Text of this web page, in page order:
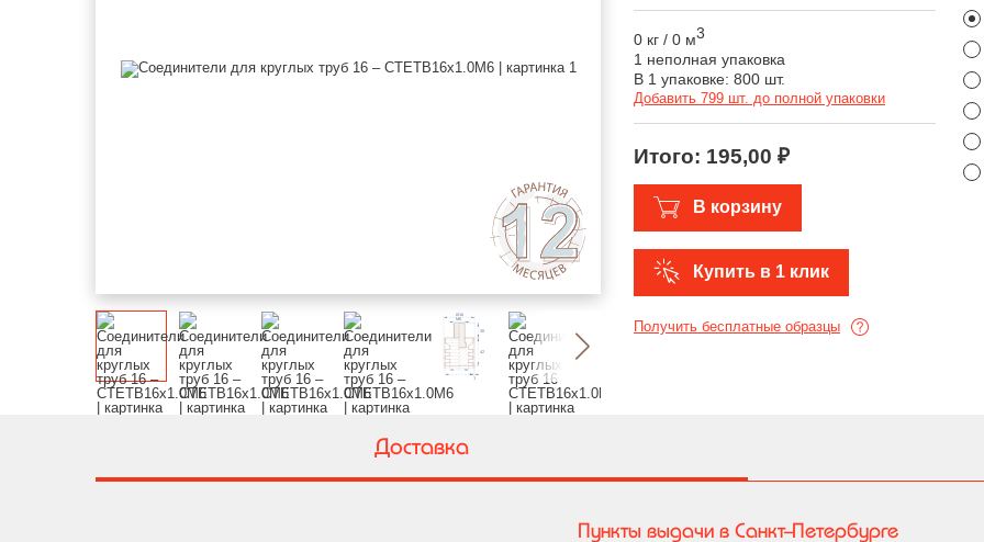
0 кг / 0 м3
1 неполная упаковка
В 1 упаковке: 800 шт.
Добавить 799 шт. до полной упаковки
Итого: 195,00 ₽
В корзину
Купить в 1 клик
Получить бесплатные образцы
Доставка
Пункты выдачи в Санкт-Петербурге